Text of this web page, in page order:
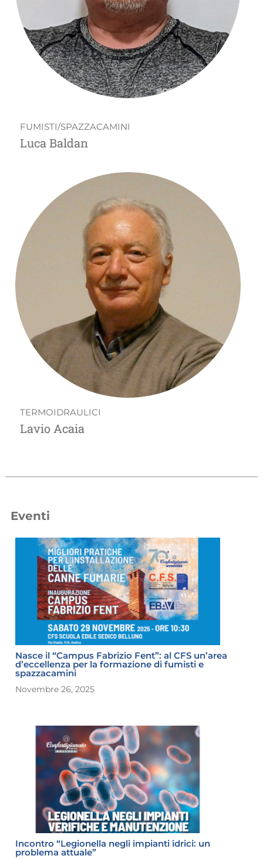
FUMISTI/SPAZZACAMINI
Luca Baldan
TERMOIDRAULICI
Lavio Acaia
Eventi
Nasce il “Campus Fabrizio Fent”: al CFS un’area
d’eccellenza per la formazione di fumisti e
spazzacamini
Novembre 26, 2025
Incontro “Legionella negli impianti idrici: un
problema attuale”